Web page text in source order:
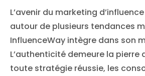
L’avenir du marketing
autour de plusieurs tendances
InfluenceWay intègre dans son
L’authenticité demeure la pierre
toute stratégie réussie, les